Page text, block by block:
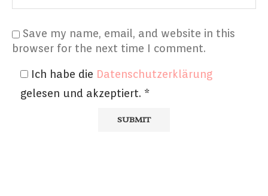
Save my name, email, and website in this
browser for the next time I comment.
Ich habe die Datenschutzerklärung
gelesen und akzeptiert. *